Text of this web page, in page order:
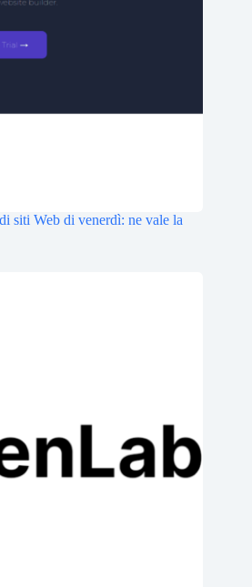
siti Web di venerdì: ne vale la